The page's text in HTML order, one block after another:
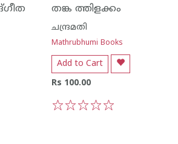
തങ്ക ത്തിളക്കം
ചന്ദ്രമതി
Mathrubhumi Books
Add to Cart
Rs 100.00